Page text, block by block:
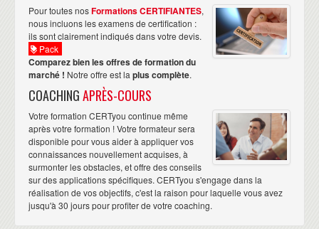
Pour toutes nosFormations CERTIFIANTES,
nous incluons les examens de certification :
ils sont clairement indiqués dans votre devis.
Pack
Comparez bien les offres de formation du
marché ! Notre offre est la plus complète.
COACHINGAPRÈS-COURS
Votre formation CERTyou continue même
après votre formation ! Votre formateur sera
disponible pour vous aider à appliquer vos
connaissances nouvellement acquises, à
surmonter les obstacles, et offre des conseils
sur des applications spécifiques. CERTyou s'engage dans la
réalisation de vos objectifs, c'est la raison pour laquelle vous avez
jusqu'à 30 jours pour profiter de votre coaching.